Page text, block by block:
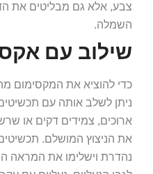
צבע, אלא גם מבליטים את
השמלה.
שילוב עם
כדי להוציא את
ניתן לשלב אותה עם
ארוכים, צמידים דקים או
את הניצוץ המושלם.
נהדרת וישלימו את המראה